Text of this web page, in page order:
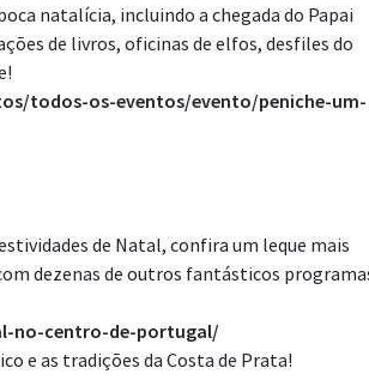
natalícia, incluindo a chegada do Papai
de livros, oficinas de elfos, desfiles do
todos-os-eventos/evento/peniche-um-
de Natal, confira um leque mais
dezenas de outros fantásticos
no-centro-de-portugal/
e as tradições da Costa de Prata!